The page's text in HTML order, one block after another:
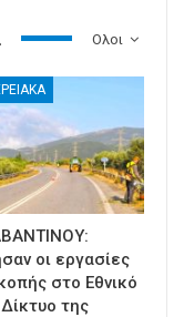
Ολοι
οι εργασίες
στο Εθνικό
της